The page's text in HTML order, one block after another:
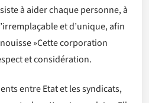
à aider chaque personne, à
et d’unique, afin
»Cette corporation
et considération.
entre Etat et les syndicats,